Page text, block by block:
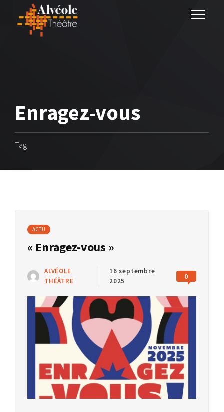
Enragez-vous
Tag
ACTU
« Enragez-vous »
ALVÉOLE
THÉÂTRE
16 septembre
2025
0